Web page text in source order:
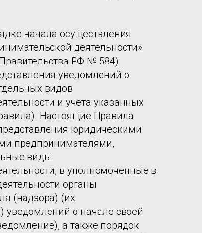
начала осуществления
деятельности»
РФ № 584)
уведомлений о
видов
и учета указанных
Настоящие Правила
юридическими
предпринимателями,
виды
в уполномоченные в
органы
(надзора) (их
уведомлений о начале своей
а также порядок